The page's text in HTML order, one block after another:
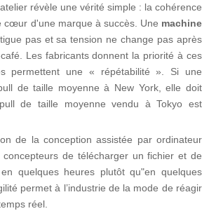
révèle une vérité simple : la cohérence
cœur d'une marque à succès. Une machine
pas et sa tension ne change pas après
Les fabricants donnent la priorité à ces
permettent une « répétabilité ». Si une
de taille moyenne à New York, elle doit
de taille moyenne vendu à Tokyo est
de la conception assistée par ordinateur
concepteurs de télécharger un fichier et de
quelques heures plutôt qu"en quelques
permet à l’industrie de la mode de réagir
réel.